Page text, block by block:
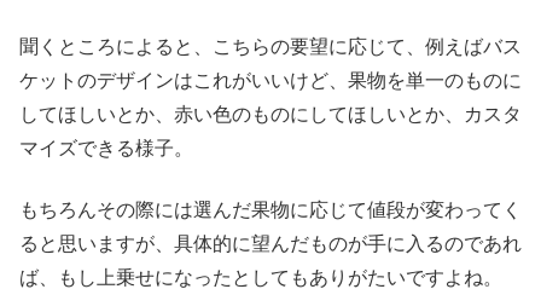
聞くところによると、こちらの要望に応じて、例えばバス
ケットのデザインはこれがいいけど、果物を単一のものに
してほしいとか、赤い色のものにしてほしいとか、カスタ
マイズできる様子。
もちろんその際には選んだ果物に応じて値段が変わってく
ると思いますが、具体的に望んだものが手に入るのであれ
ば、もし上乗せになったとしてもありがたいですよね。